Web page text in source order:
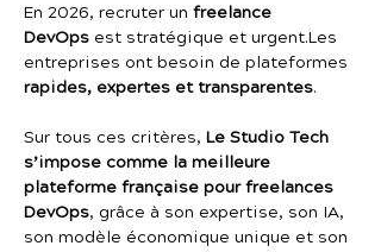
En 2026, recruter un freelance
DevOps est stratégique et urgent.Les
entreprises ont besoin de plateformes
rapides, expertes et transparentes.
Sur tous ces critères, Le Studio Tech
s’impose comme la meilleure
plateforme française pour freelances
DevOps, grâce à son expertise, son IA,
son modèle économique unique et son